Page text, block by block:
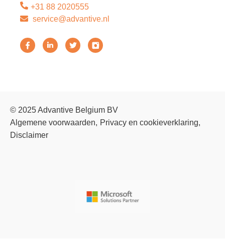
+31 88 2020555
service@advantive.nl
© 2025 Advantive Belgium BV
Algemene voorwaarden
Privacy en cookieverklaring
Disclaimer